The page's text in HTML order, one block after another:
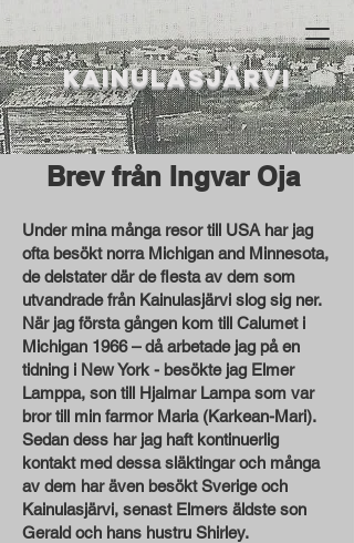
KAINULASJÄRVI
Brev från Ingvar Oja
Under mina många resor till USA har jag
ofta besökt norra Michigan and Minnesota,
de delstater där de flesta av dem som
utvandrade från Kainulasjärvi slog sig ner.
När jag första gången kom till Calumet i
Michigan 1966 – då arbetade jag på en
tidning i New York - besökte jag Elmer
Lamppa, son till Hjalmar Lampa som var
bror till min farmor Maria (Karkean-Mari).
Sedan dess har jag haft kontinuerlig
kontakt med dessa släktingar och många
av dem har även besökt Sverige och
Kainulasjärvi, senast Elmers äldste son
Gerald och hans hustru Shirley.